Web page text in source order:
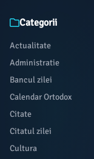
Categorii
Actualitate
Administratie
Bancul zilei
Calendar Ortodox
Citate
Citatul zilei
Cultura